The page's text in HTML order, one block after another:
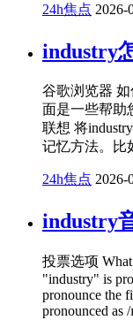
24h焦点 2026-
industry
谷歌浏览器 如
面是一些帮助
联想 将
记忆方法。比
24h焦点 2026-
industry
投票选项 What
"industry" is
pronounce the
pronounced as